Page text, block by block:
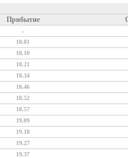
Прибытие
.
18.01
18.10
18.21
18.34
18.46
18.52
18.57
19.09
19.18
19.27
19.37